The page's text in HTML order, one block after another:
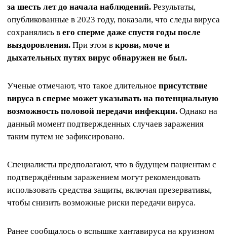
за шесть лет до начала наблюдений. Результаты,
опубликованные в 2023 году, показали, что следы вируса
сохранялись в его сперме даже спустя годы после
выздоровления. При этом в крови, моче и
дыхательных путях вирус обнаружен не был.
Ученые отмечают, что такое длительное присутствие
вируса в сперме может указывать на потенциальную
возможность половой передачи инфекции. Однако на
данный момент подтвержденных случаев заражения
таким путем не зафиксировано.
Специалисты предполагают, что в будущем пациентам с
подтверждённым заражением могут рекомендовать
использовать средства защиты, включая презервативы,
чтобы снизить возможные риски передачи вируса.
Ранее сообщалось о вспышке хантавируса на круизном